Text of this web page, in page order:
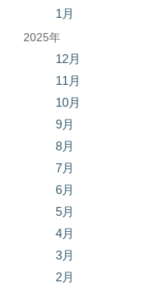
1月
2025年
12月
11月
10月
9月
8月
7月
6月
5月
4月
3月
2月